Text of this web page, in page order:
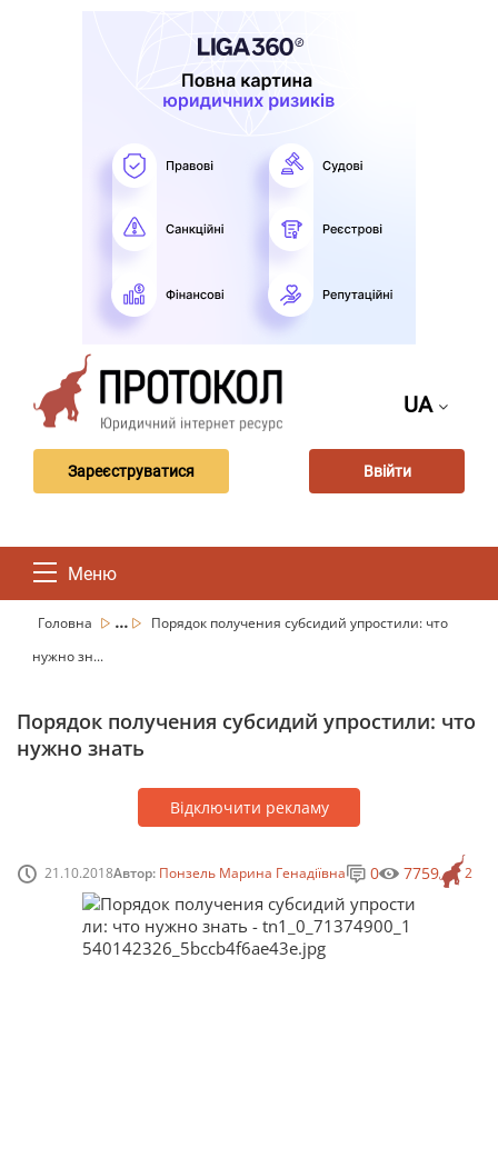
UA
Зареєструватися Ввійти
Меню
Головна ...
Порядок получения субсидий упростили: что
нужно зн...
Порядок получения субсидий упростили: что
нужно знать
Відключити рекламу
21.10.2018Автор: Понзель Марина Генадіївна 2
0 7759